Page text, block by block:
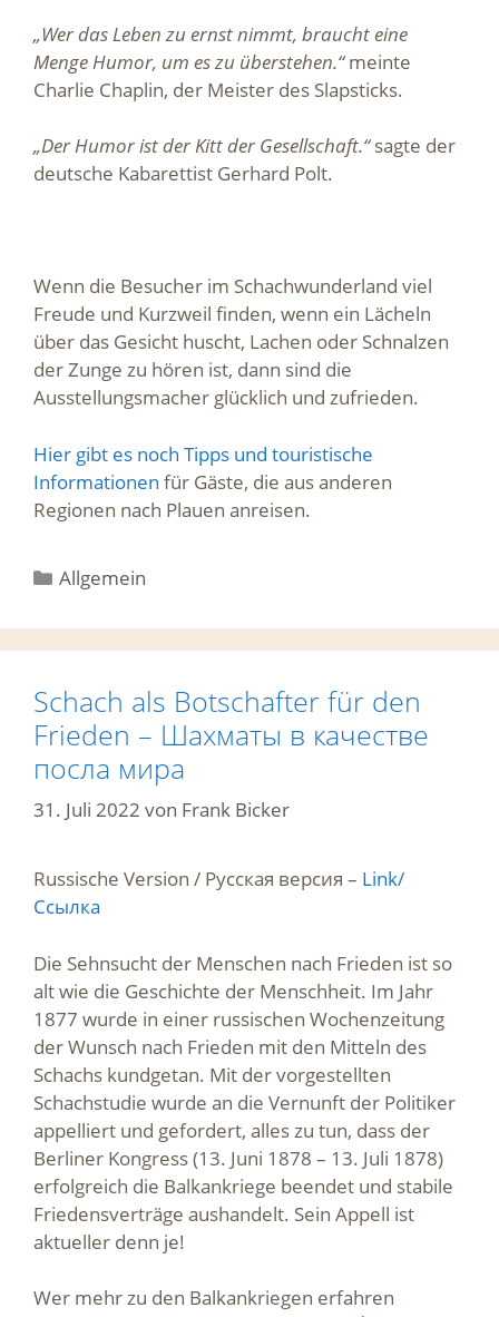
„Wer das Leben zu ernst nimmt, braucht eine
Menge Humor, um es zu überstehen.“meinte
Charlie Chaplin, der Meister des Slapsticks.
„Der Humor ist der Kitt der Gesellschaft.“sagte der
deutsche Kabarettist Gerhard Polt.
Wenn die Besucher im Schachwunderland viel
Freude und Kurzweil finden, wenn ein Lächeln
über das Gesicht huscht, Lachen oder Schnalzen
der Zunge zu hören ist, dann sind die
Ausstellungsmacher glücklich und zufrieden.
Hier gibt es noch Tipps und touristische
Informationen für Gäste, die aus anderen
Regionen nach Plauen anreisen.
Kategorien
Allgemein
Schach als Botschafter für den
Frieden – Шахматы в качестве
посла мира
31. Juli 2022 von Frank Bicker
Russische Version / Русская версия – Link/
Ссылка
Die Sehnsucht der Menschen nach Frieden ist so
alt wie die Geschichte der Menschheit. Im Jahr
1877 wurde in einer russischen Wochenzeitung
der Wunsch nach Frieden mit den Mitteln des
Schachs kundgetan. Mit der vorgestellten
Schachstudie wurde an die Vernunft der Politiker
appelliert und gefordert, alles zu tun, dass der
Berliner Kongress (13. Juni 1878 – 13. Juli 1878)
erfolgreich die Balkankriege beendet und stabile
Friedensverträge aushandelt. Sein Appell ist
aktueller denn je!
Wer mehr zu den Balkankriegen erfahren